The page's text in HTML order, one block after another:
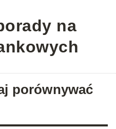
na
porównywać